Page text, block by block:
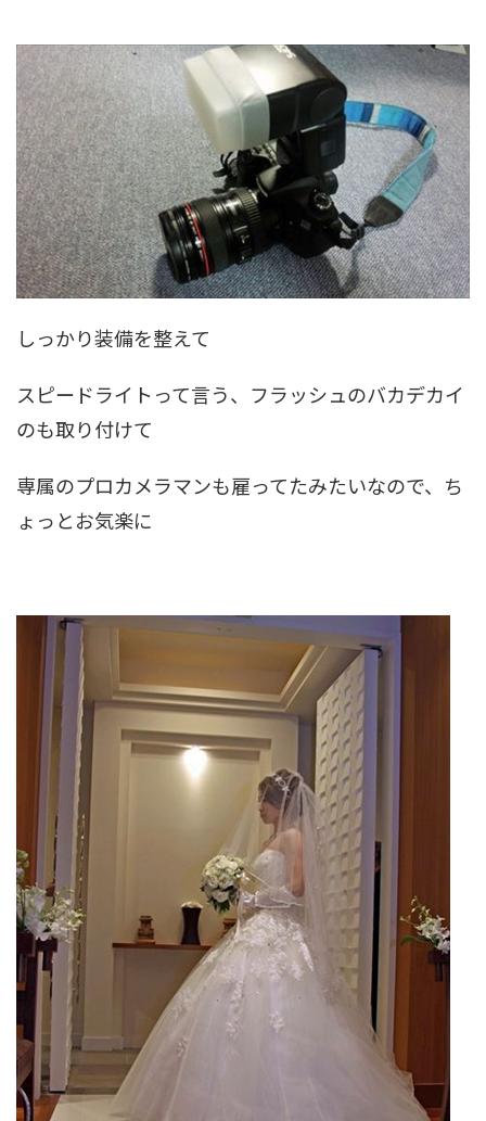
しっかり装備を整えて
スピードライトって言う、フラッシュのバカデカイ
のも取り付けて
専属のプロカメラマンも雇ってたみたいなので、ち
ょっとお気楽に